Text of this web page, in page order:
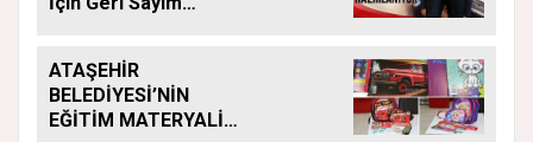
ATAŞEHİR
BELEDİYESİ’NİN
EĞİTİM MATERYALİ